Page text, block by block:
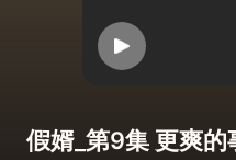
假婿_第9集 更爽的